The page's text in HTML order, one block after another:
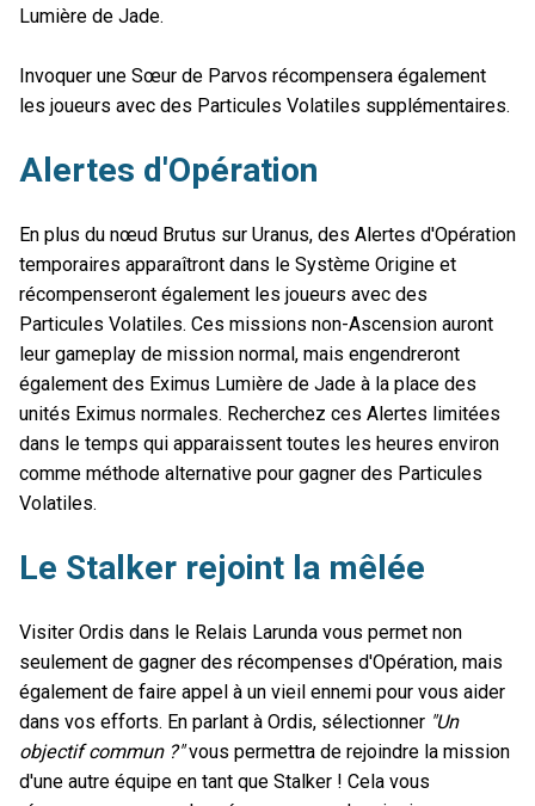
Lumière de Jade.
Invoquer une Sœur de Parvos récompensera également
les joueurs avec des Particules Volatiles supplémentaires.
Alertes d'Opération
En plus du nœud Brutus sur Uranus, des Alertes d'Opération
temporaires apparaîtront dans le Système Origine et
récompenseront également les joueurs avec des
Particules Volatiles. Ces missions non-Ascension auront
leur gameplay de mission normal, mais engendreront
également des Eximus Lumière de Jade à la place des
unités Eximus normales. Recherchez ces Alertes limitées
dans le temps qui apparaissent toutes les heures environ
comme méthode alternative pour gagner des Particules
Volatiles.
Le Stalker rejoint la mêlée
Visiter Ordis dans le Relais Larunda vous permet non
seulement de gagner des récompenses d'Opération, mais
également de faire appel à un vieil ennemi pour vous aider
dans vos efforts. En parlant à Ordis, sélectionner "Un
objectif commun ?"vous permettra de rejoindre la mission
d'une autre équipe en tant que Stalker ! Cela vous